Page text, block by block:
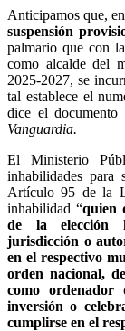
Anticipamos que,
suspensión
palmario que con
como alcalde del
2025-2027, se
tal establece el
dice el
Vanguardia.
El Ministerio
inhabilidades para
Artículo 95 de la
inhabilidad “quien
de la elección
jurisdicción o
en el respectivo
orden nacional,
como ordenador
inversión o
cumplirse en el